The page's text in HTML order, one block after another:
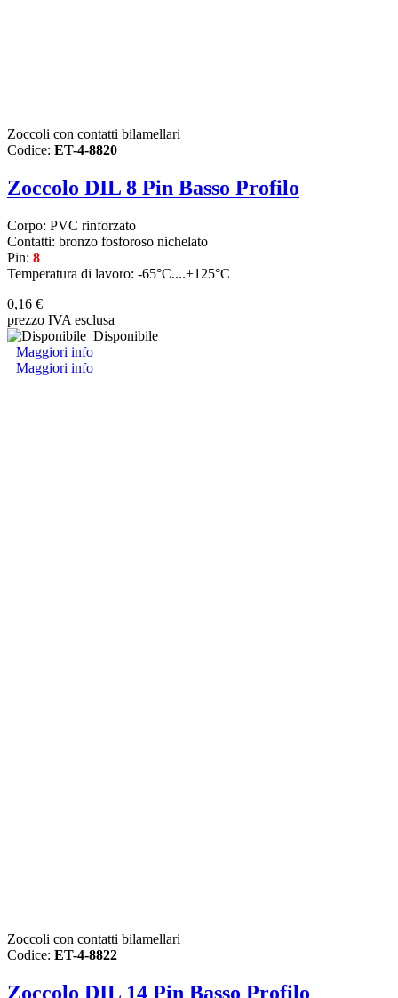
Zoccoli con contatti bilamellari
Codice: ET-4-8820
Zoccolo DIL 8 Pin Basso Profilo
Corpo: PVC rinforzato
Contatti: bronzo fosforoso nichelato
Pin: 8
Temperatura di lavoro: -65°C....+125°C
0,16 €
prezzo IVA esclusa
Disponibile
Maggiori info
Maggiori info
Zoccoli con contatti bilamellari
Codice: ET-4-8822
Zoccolo DIL 14 Pin Basso Profilo